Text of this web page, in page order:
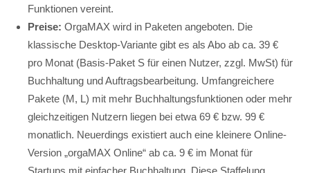
Funktionen vereint.
Preise: OrgaMAX wird in Paketen angeboten. Die
klassische Desktop-Variante gibt es als Abo ab ca. 39 €
pro Monat (Basis-Paket S für einen Nutzer, zzgl. MwSt) für
Buchhaltung und Auftragsbearbeitung. Umfangreichere
Pakete (M, L) mit mehr Buchhaltungsfunktionen oder mehr
gleichzeitigen Nutzern liegen bei etwa 69 € bzw. 99 €
monatlich. Neuerdings existiert auch eine kleinere Online-
Version „orgaMAX Online“ ab ca. 9 € im Monat für
Startups mit einfacher Buchhaltung. Diese Staffelung